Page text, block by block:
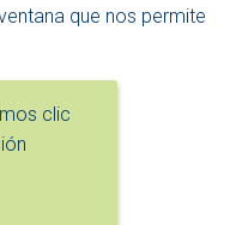
que nos permite
clic